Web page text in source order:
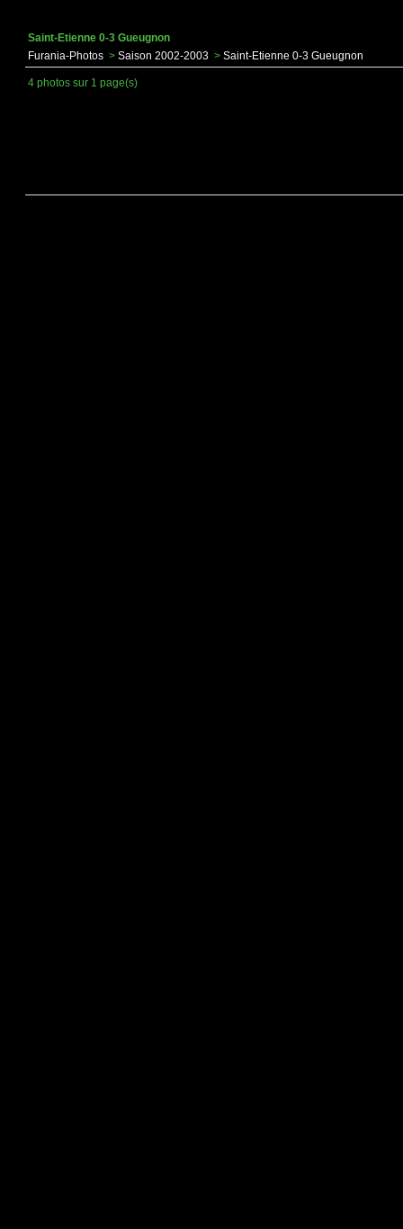
Saint-Etienne 0-3 Gueugnon
Furania-Photos > Saison 2002-2003 > Saint-Etienne 0-3 Gueugnon
4 photos sur 1 page(s)